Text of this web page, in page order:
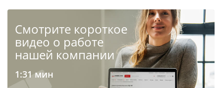
Cмотрите короткое
видео о работе
нашей компании
1:31 мин